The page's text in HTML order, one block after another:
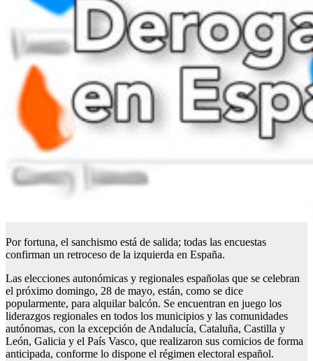
Por fortuna, el sanchismo está de salida; todas las encuestas
confirman un retroceso de la izquierda en España.
Las elecciones autonómicas y regionales españolas que se celebran
el próximo domingo, 28 de mayo, están, como se dice
popularmente, para alquilar balcón. Se encuentran en juego los
liderazgos regionales en todos los municipios y las comunidades
autónomas, con la excepción de Andalucía, Cataluña, Castilla y
León, Galicia y el País Vasco, que realizaron sus comicios de forma
anticipada, conforme lo dispone el régimen electoral español.